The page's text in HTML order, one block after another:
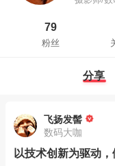
79
粉丝
分享
飞扬发髻
数码大咖
以技术创新为驱动